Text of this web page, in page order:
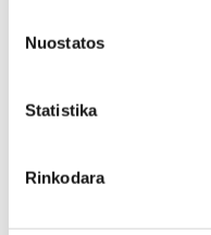
Nuostatos
Statistika
Rinkodara
auksinį 2cm
interjero
Jūsų jau